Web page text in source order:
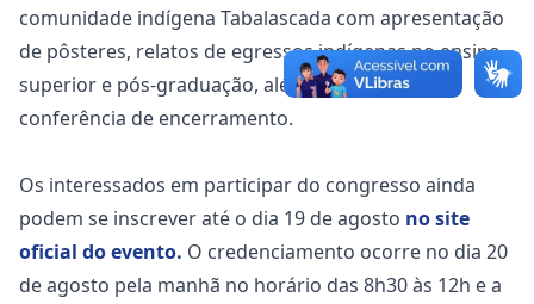
comunidade indígena Tabalascada com apresentação
de pôsteres, relatos de egressos indígenas no ensino
superior e pós-graduação, além de almoço e
conferência de encerramento.
Os interessados em participar do congresso ainda
podem se inscrever até o dia 19 de agosto no site
oficial do evento. O credenciamento ocorre no dia 20
de agosto pela manhã no horário das 8h30 às 12h e a